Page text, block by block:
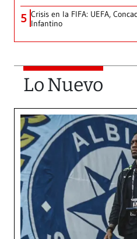
5 Crisis en la FIFA: UEFA,
Infantino
Lo Nuevo